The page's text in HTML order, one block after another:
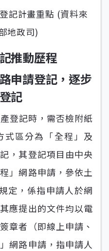
記計畫重點 (資料來
地政司)
推動歷程
申請登記，逐步
記
記時，需否檢附紙
式區分為「全程」及
，其登記項目由中央
」網路申請，參依土
定，係指申請人於網
應提出的文件均以電
章者（即線上申請、
網路申請，指申請人